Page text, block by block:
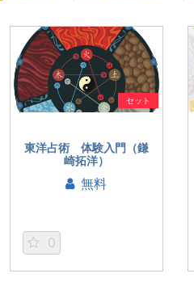
セット
東洋占術 体験入門（鎌
崎拓洋）
無料
0